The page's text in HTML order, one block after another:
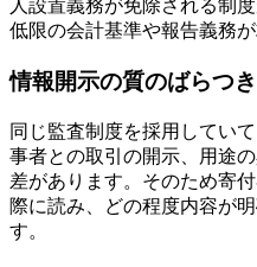
人設置義務が免除される制
低限の会計基準や報告義務が
情報開示の質のばらつき
同じ監査制度を採用してい
事者との取引の開示、用途
差があります。そのため寄
際に読み、どの程度内容が
す。